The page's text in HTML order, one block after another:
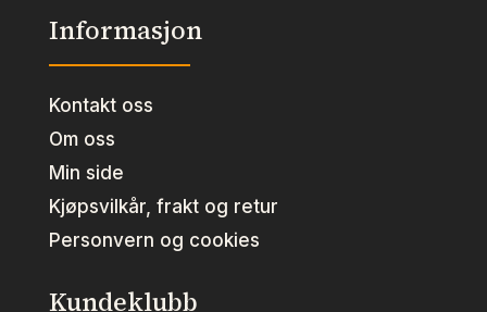
Informasjon
Kontakt oss
Om oss
Min side
Kjøpsvilkår, frakt og retur
Personvern og cookies
Kundeklubb